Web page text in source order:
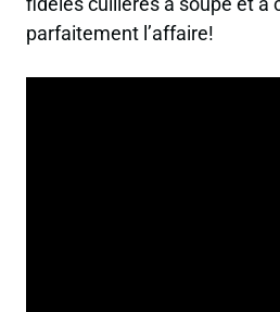
parfaitement l’affaire!